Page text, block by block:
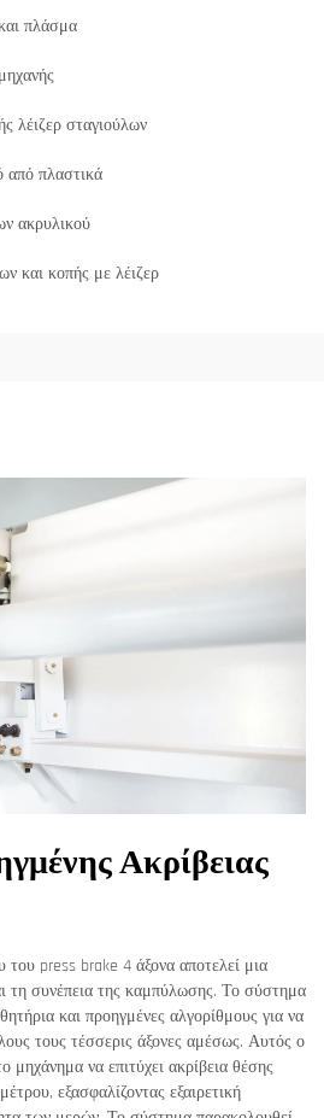
πλάσμα
λέιζερ σταγιούλων
από πλαστικά
ακρυλικού
και κοπής με λέιζερ
Ακρίβειας
press brake 4 άξονα αποτελεί μια
τη συνέπεια της καμπύλωσης. Το σύστημα
και προηγμένες αλγορίθμους για να
τους τέσσερις άξονες αμέσως. Αυτός ο
μηχάνημα να επιτύχει ακρίβεια θέσης
εξασφαλίζοντας εξαιρετική